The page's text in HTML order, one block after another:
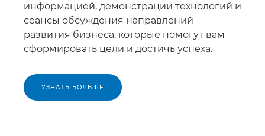
информацией, демонстрации технологий и
сеансы обсуждения направлений
развития бизнеса, которые помогут вам
сформировать цели и достичь успеха.
УЗНАТЬ БОЛЬШЕ